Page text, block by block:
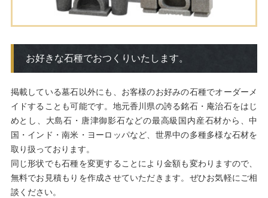
お好きな石種でおつくりいたします。
掲載している墓石以外にも、お客様のお好みの石種でオーダーメ
イドすることも可能です。地元香川県の誇る銘石・庵治石をはじ
めとし、大島石・唐津御影石などの最高級国内産石材から、中
国・インド・南米・ヨーロッパなど、世界中の多種多様な石材を
取り扱っております。
同じ形状でも石種を変更することにより金額も変わりますので、
無料でお見積もりを作成させていただきます。ぜひお気軽にご相
談ください。